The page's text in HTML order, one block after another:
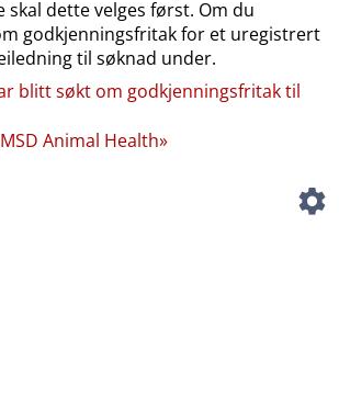
skal dette velges først. Om du
godkjenningsfritak for et uregistrert
til søknad under.
blitt søkt om godkjenningsfritak til
Animal Health»